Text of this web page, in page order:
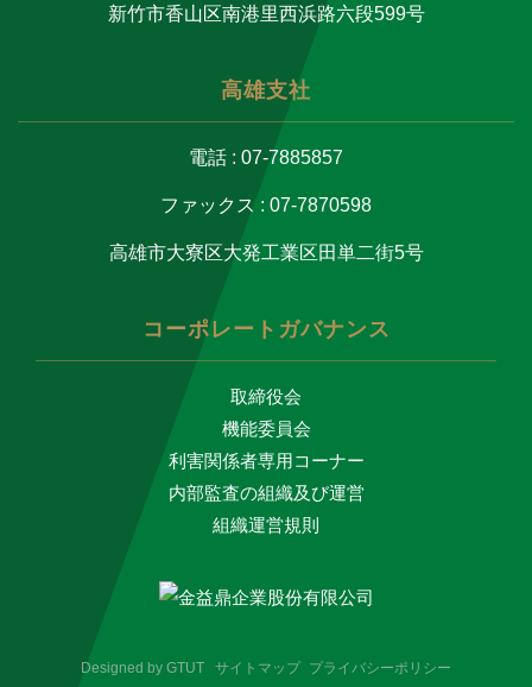
新竹市香山区南港里西浜路六段599号
高雄支社
電話 : 07-7885857
ファックス : 07-7870598
高雄市大寮区大発工業区田単二街5号
コーポレートガバナンス
取締役会
機能委員会
利害関係者専用コーナー
内部監査の組織及び運営
組織運営規則
Designed by GTUT サイトマップ プライバシーポリシー